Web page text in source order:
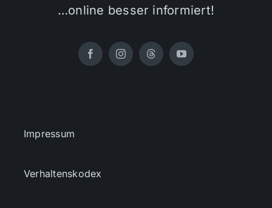
…online besser informiert!
Impressum
Verhaltenskodex